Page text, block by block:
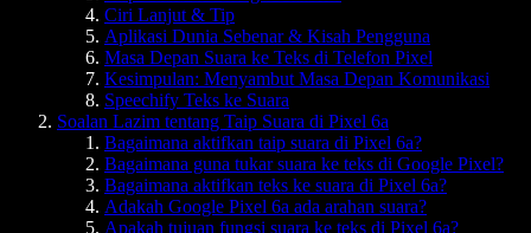
Ciri Lanjut & Tip
Aplikasi Dunia Sebenar & Kisah Pengguna
Masa Depan Suara ke Teks di Telefon Pixel
Kesimpulan: Menyambut Masa Depan Komunikasi
Speechify Teks ke Suara
Soalan Lazim tentang Taip Suara di Pixel 6a
Bagaimana aktifkan taip suara di Pixel 6a?
Bagaimana guna tukar suara ke teks di Google Pixel?
Bagaimana aktifkan teks ke suara di Pixel 6a?
Adakah Google Pixel 6a ada arahan suara?
Apakah tujuan fungsi suara ke teks di Pixel 6a?